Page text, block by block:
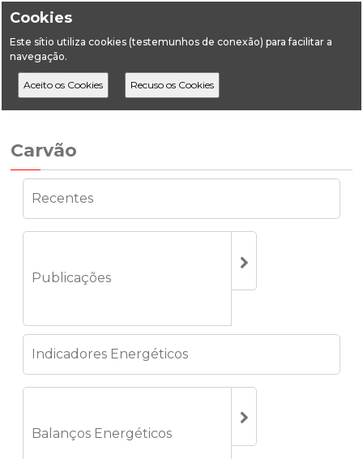
Cookies
Este sítio utiliza cookies (testemunhos de conexão) para facilitar a
navegação.
HomeEstatística Energia Carvão Consumos
Carvão
Recentes
Publicações
Indicadores Energéticos
Balanços Energéticos